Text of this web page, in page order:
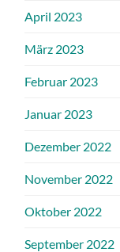
April 2023
März 2023
Februar 2023
Januar 2023
Dezember 2022
November 2022
Oktober 2022
September 2022